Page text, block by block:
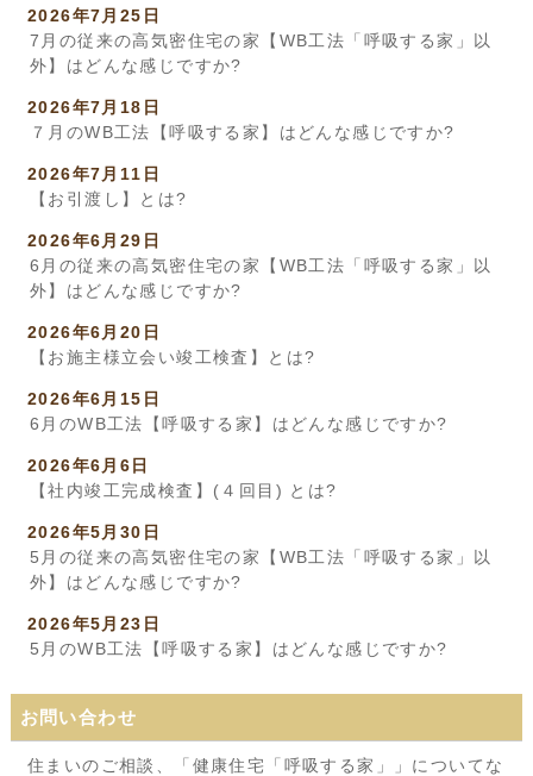
2026年7月25日
7月の従来の高気密住宅の家【WB工法「呼吸する家」以
外】はどんな感じですか?
2026年7月18日
７月のWB工法【呼吸する家】はどんな感じですか?
2026年7月11日
【お引渡し】とは?
2026年6月29日
6月の従来の高気密住宅の家【WB工法「呼吸する家」以
外】はどんな感じですか?
2026年6月20日
【お施主様立会い竣工検査】とは?
2026年6月15日
6月のWB工法【呼吸する家】はどんな感じですか?
2026年6月6日
【社内竣工完成検査】(４回目) とは?
2026年5月30日
5月の従来の高気密住宅の家【WB工法「呼吸する家」以
外】はどんな感じですか?
2026年5月23日
5月のWB工法【呼吸する家】はどんな感じですか?
お問い合わせ
住まいのご相談、「健康住宅「呼吸する家」」についてな